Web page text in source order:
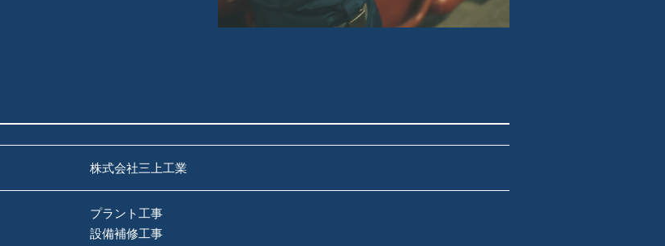
株式会社三上工業
プラント工事
設備補修工事